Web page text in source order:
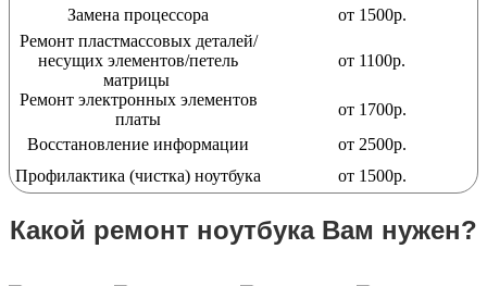
Замена процессора
от 1500р.
Ремонт пластмассовых деталей/
несущих элементов/петель
матрицы
от 1100р.
Ремонт электронных элементов
платы
от 1700р.
Восстановление информации
от 2500р.
Профилактика (чистка) ноутбука
от 1500р.
Какой ремонт ноутбука Вам нужен?